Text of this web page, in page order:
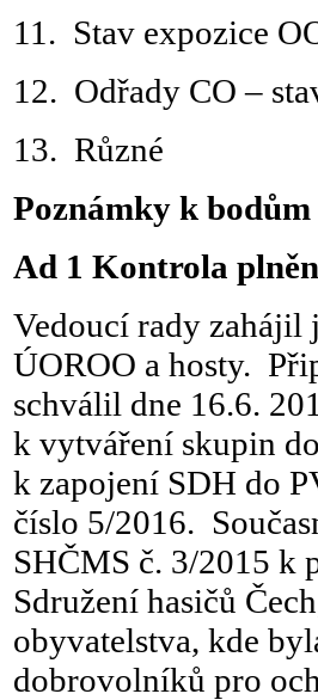
11. Stav expozice
12. Odřady CO –
13. Různé
Poznámky k
Ad 1 Kontrola
Vedoucí rady
ÚOROO a hosty.
schválil dne 16.6.
k vytváření skupin
k zapojení SDH do
číslo 5/2016.
SHČMS č. 3/2015 k
Sdružení hasičů
obyvatelstva, kde
dobrovolníků pro